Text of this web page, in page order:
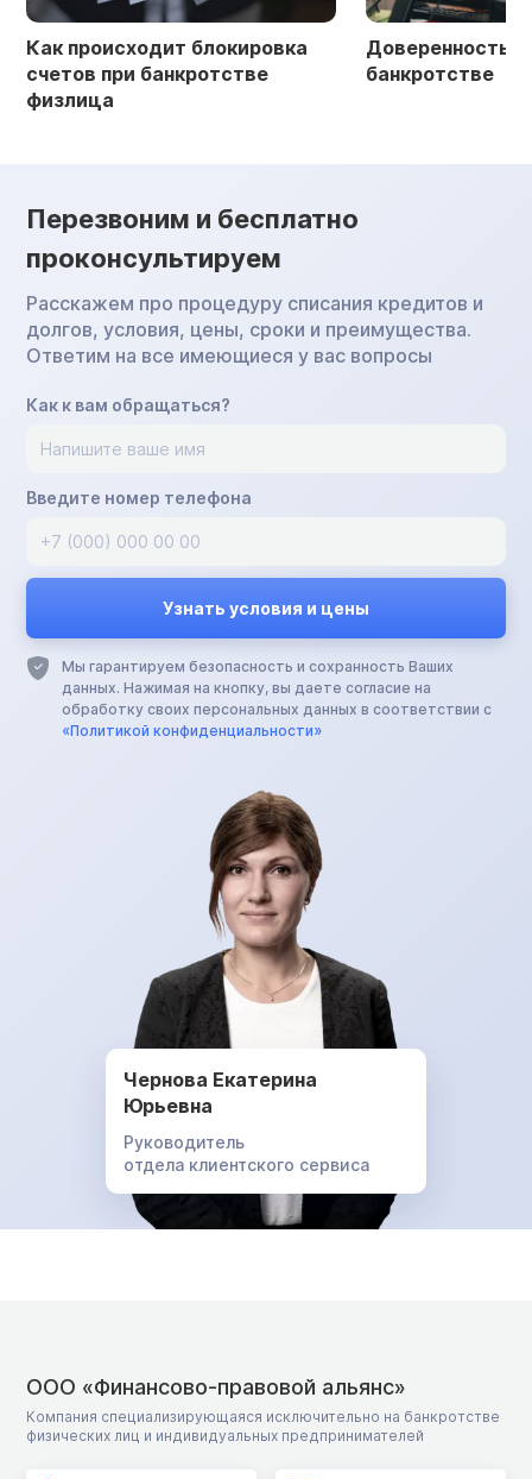
Как происходит блокировка
счетов при банкротстве
физлица
Доверенность
банкротстве
Перезвоним и бесплатно
проконсультируем
Расскажем про процедуру списания кредитов и
долгов, условия, цены, сроки и преимущества.
Ответим на все имеющиеся у вас вопросы
Как к вам обращаться?
Введите номер телефона
Мы гарантируем безопасность и сохранность Ваших
данных. Нажимая на кнопку, вы даете согласие на
обработку своих персональных данных в соответствии с
«Политикой конфиденциальности»
Чернова Екатерина
Юрьевна
Руководитель
отдела клиентского сервиса
ООО «Финансово-правовой альянс»
Компания специализирующаяся исключительно на банкротстве
физических лиц и индивидуальных предпринимателей